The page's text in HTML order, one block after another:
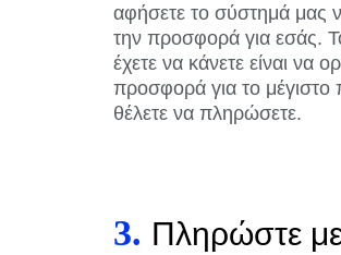
αφήσετε το σύστημά μας
την προσφορά για εσάς.
έχετε να κάνετε είναι να
προσφορά για το
θέλετε να πληρώσετε.
3. Πληρώστε